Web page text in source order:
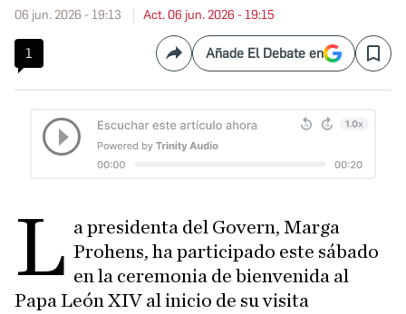
06 jun. 2026 - 19:13 Act. 06 jun. 2026 - 19:15
1 CompartirAñade El Debate en Save
L a presidenta del Govern, Marga
Prohens, ha participado este sábado
en la ceremonia de bienvenida al
Papa León XIV al inicio de su visita